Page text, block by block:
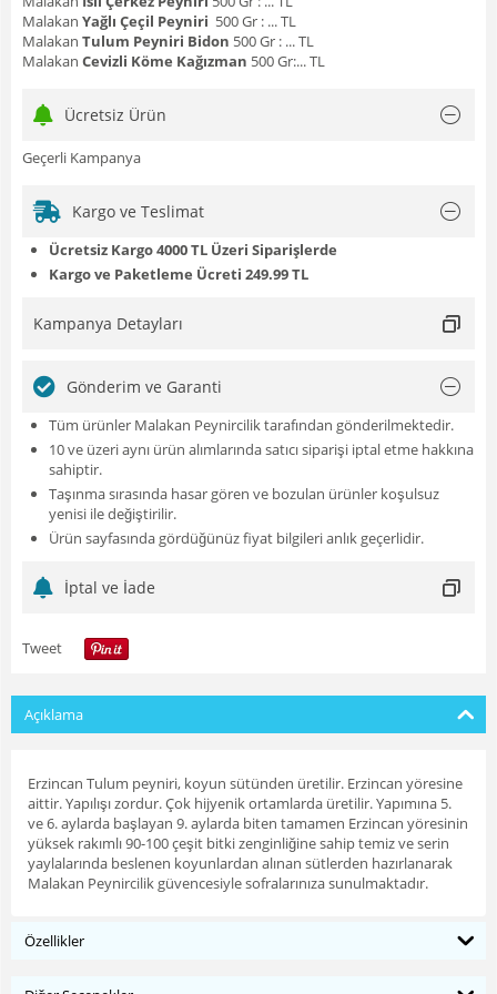
Malakan Yağlı Çeçil Peyniri 500 Gr : ... TL
Malakan Tulum Peyniri Bidon 500 Gr : ... TL
Malakan Cevizli Köme Kağızman 500 Gr:... TL
Ücretsiz Ürün
Geçerli Kampanya
Kargo ve Teslimat
Ücretsiz Kargo 4000 TL Üzeri Siparişlerde
Kargo ve Paketleme Ücreti 249.99 TL
Kampanya Detayları
Gönderim ve Garanti
Tüm ürünler Malakan Peynircilik tarafından gönderilmektedir.
10 ve üzeri aynı ürün alımlarında satıcı siparişi iptal etme hakkına
sahiptir.
Taşınma sırasında hasar gören ve bozulan ürünler koşulsuz
yenisi ile değiştirilir.
Ürün sayfasında gördüğünüz fiyat bilgileri anlık geçerlidir.
İptal ve İade
Tweet
Açıklama
Erzincan Tulum peyniri, koyun sütünden üretilir. Erzincan yöresine
aittir. Yapılışı zordur. Çok hijyenik ortamlarda üretilir. Yapımına 5.
ve 6. aylarda başlayan 9. aylarda biten tamamen Erzincan yöresinin
yüksek rakımlı 90-100 çeşit bitki zenginliğine sahip temiz ve serin
yaylalarında beslenen koyunlardan alınan sütlerden hazırlanarak
Malakan Peynircilik güvencesiyle sofralarınıza sunulmaktadır.
Özellikler